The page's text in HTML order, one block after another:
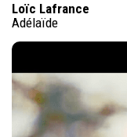
Loïc Lafrance
Adélaïde